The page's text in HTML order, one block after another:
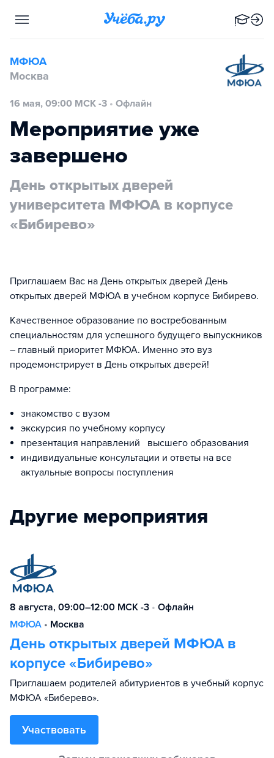
МФЮА
Москва
16 мая, 09:00 МСК -3 • Офлайн
Мероприятие уже
завершено
День открытых дверей
университета МФЮА в корпусе
«Бибирево»
Приглашаем Вас на День открытых дверей День
открытых дверей МФЮА в учебном корпусе Бибирево.
Качественное образование по востребованным
специальностям для успешного будущего выпускников
– главный приоритет МФЮА. Именно это вуз
продемонстрирует в День открытых дверей!
В программе:
знакомство с вузом
экскурсия по учебному корпусу
презентация направлений высшего образования
индивидуальные консультации и ответы на все
актуальные вопросы поступления
Другие мероприятия
8 августа, 09:00–12:00 МСК -3 • Офлайн
МФЮА • Москва
День открытых дверей МФЮА в
корпусе «Бибирево»
Приглашаем родителей абитуриентов в учебный корпус
МФЮА «Биберево».
Участвовать